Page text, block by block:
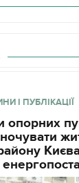
І ПУБЛІКАЦІЇ
опорних